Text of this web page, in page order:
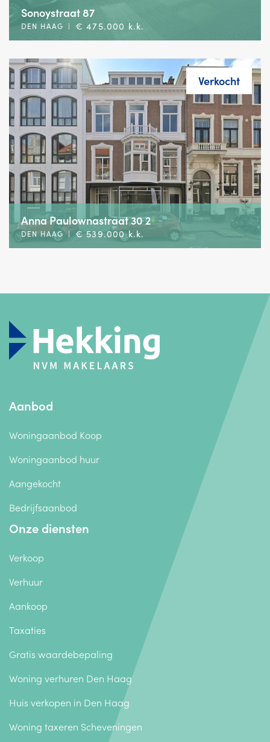
Sonoystraat 87
DEN HAAG | € 475.000 k.k.
Verkocht
Anna Paulownastraat 30 2
DEN HAAG | € 539.000 k.k.
Aanbod
Woningaanbod Koop
Woningaanbod huur
Aangekocht
Bedrijfsaanbod
Onze diensten
Verkoop
Verhuur
Aankoop
Taxaties
Gratis waardebepaling
Woning verhuren Den Haag
Huis verkopen in Den Haag
Woning taxeren Scheveningen